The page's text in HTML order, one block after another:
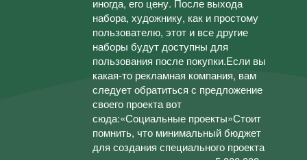
иногда, его цену. После выхода
набора, художнику, как и простому
пользователю, этот и все другие
наборы будут доступны для
пользования после покупки.Если вы
какая-то рекламная компания, вам
следует обратиться с предложение
своего проекта вот
сюда:«Социальные проекты»Стоит
помнить, что минимальный бюджет
для создания специального проекта